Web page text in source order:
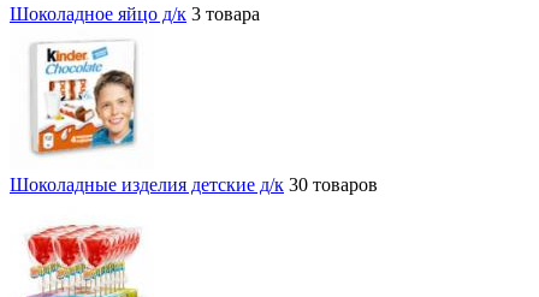
Шоколадное яйцо д/к 3 товара
Шоколадные изделия детские д/к 30 товаров